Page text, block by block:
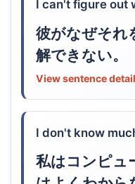
I can't figure out
彼がなぜそれ
解できない。
View sentence
I don't know
私はコンピュ